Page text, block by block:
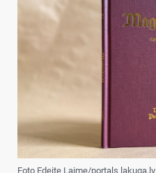
Foto Edeite Laime/portals lakuga.lv